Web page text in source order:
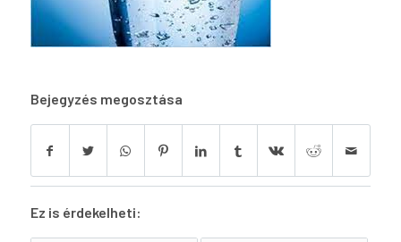
Bejegyzés megosztása
Ez is érdekelheti: